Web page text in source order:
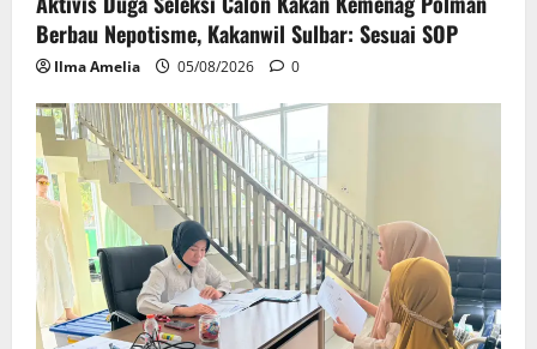
Berbau Nepotisme, Kakanwil Sulbar: Sesuai SOP
Ilma Amelia 05/08/2026 0